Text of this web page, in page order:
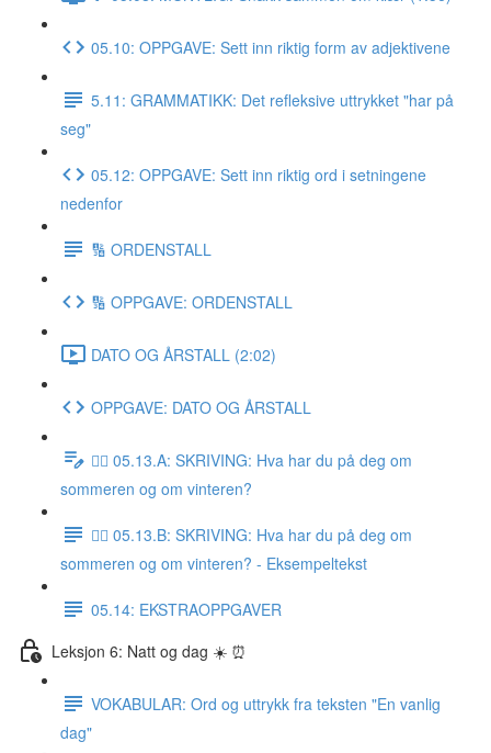
05.10: OPPGAVE: Sett inn riktig form av adjektivene
5.11: GRAMMATIKK: Det refleksive uttrykket "har på
seg"
05.12: OPPGAVE: Sett inn riktig ord i setningene
nedenfor
🔢 ORDENSTALL
🔢 OPPGAVE: ORDENSTALL
DATO OG ÅRSTALL (2:02)
OPPGAVE: DATO OG ÅRSTALL
✍🏼 05.13.A: SKRIVING: Hva har du på deg om
sommeren og om vinteren?
✍🏼 05.13.B: SKRIVING: Hva har du på deg om
sommeren og om vinteren? - Eksempeltekst
05.14: EKSTRAOPPGAVER
Leksjon 6: Natt og dag ☀️ ⏰
VOKABULAR: Ord og uttrykk fra teksten "En vanlig
dag"